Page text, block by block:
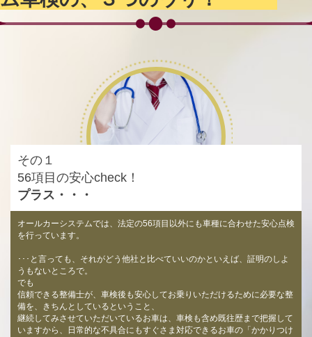
その１
56項目の安心check！
プラス・・・
オールカーシステムでは、法定の56項目以外にも車種に合わせた安心点検
を行っています。
･･･と言っても、それがどう他社と比べていいのかといえば、証明のしよ
うもないところで。
でも
信頼できる整備士が、車検後も安心してお乗りいただけるために必要な整
備を、きちんとしているということ、
継続してみさせていただいているお車は、車検も含め既往歴まで把握して
いますから、日常的な不具合にもすぐさま対応できるお車の「かかりつけ